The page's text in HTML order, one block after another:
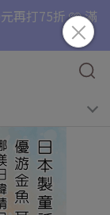
再打75折 🩷 滿